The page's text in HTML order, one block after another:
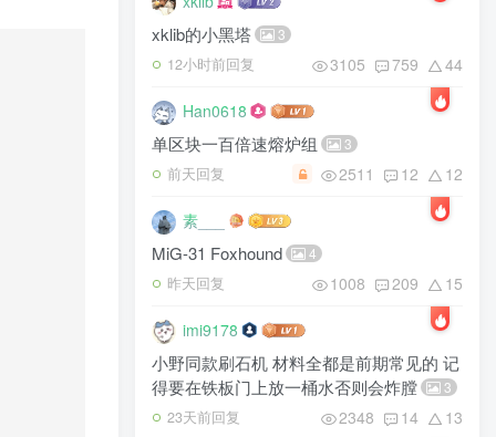
xklib的小黑塔 3
12小时前回复 3105 759 44
Han0618
单区块一百倍速熔炉组 3
前天回复 2511 12 12
素___
MiG-31 Foxhound 4
昨天回复 1008 209 15
imi9178
小野同款刷石机 材料全都是前期常见的 记
得要在铁板门上放一桶水否则会炸膛
3
23天前回复 2348 14 13